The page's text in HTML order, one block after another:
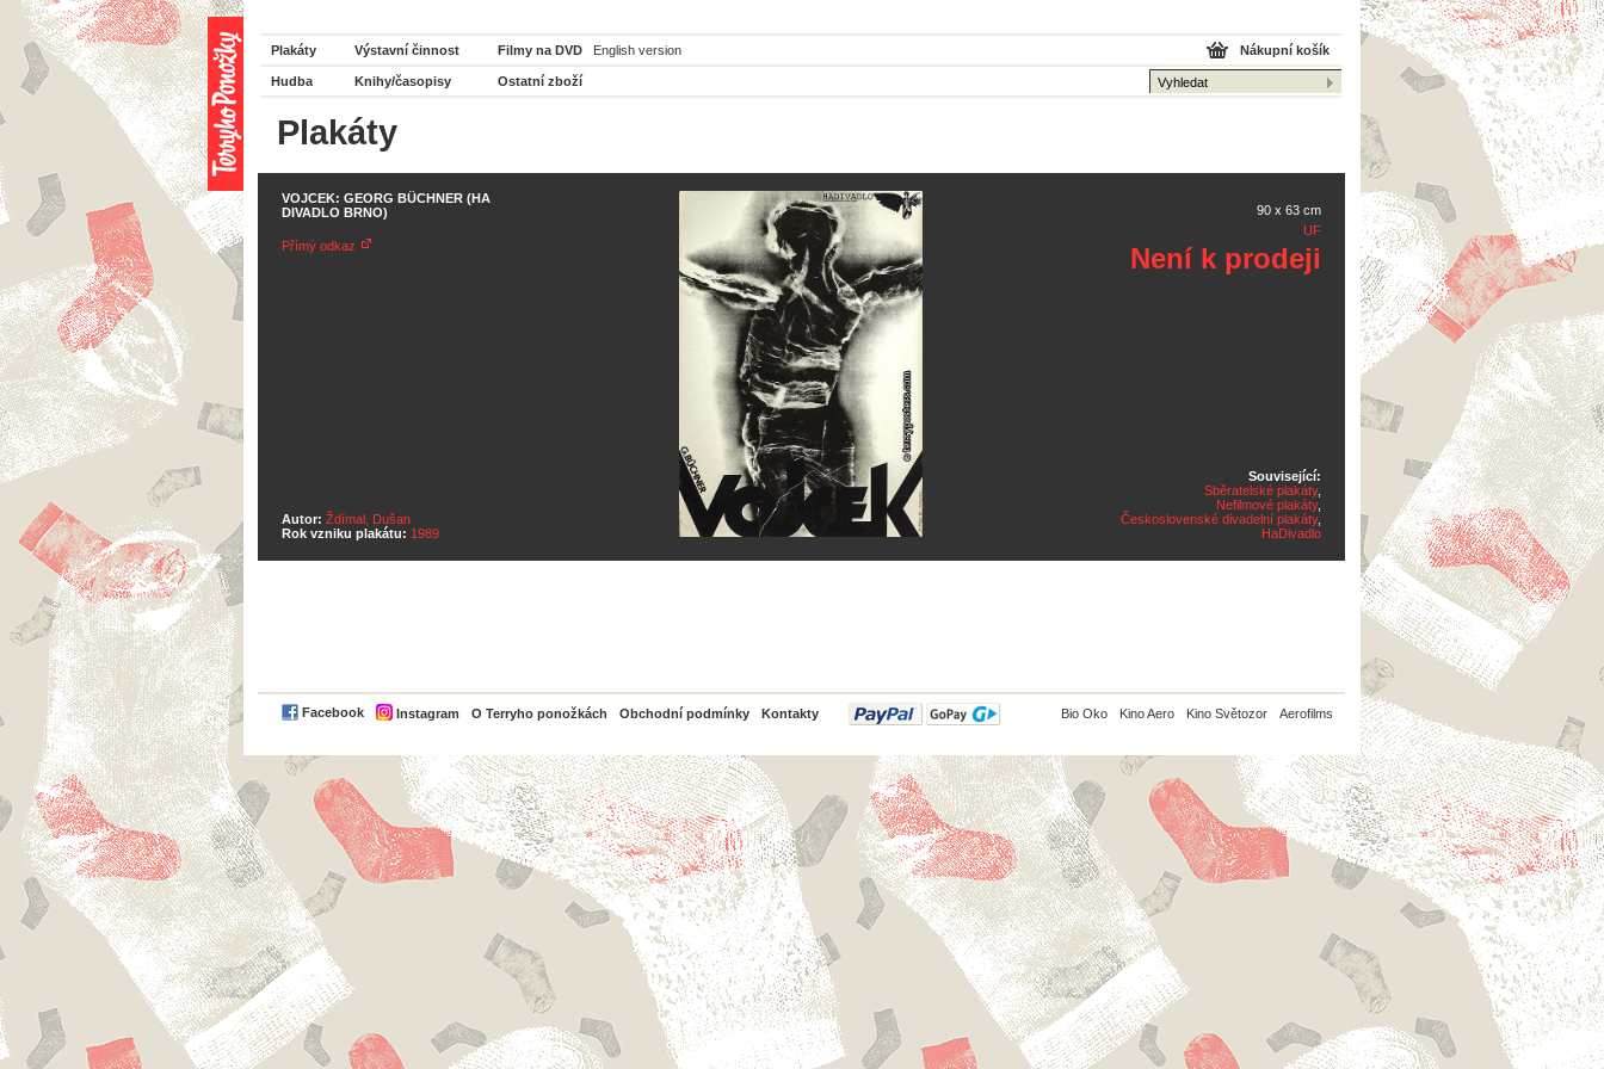
Plakáty Výstavní činnost Filmy na DVD English version
Hudba Knihy/časopisy Ostatní zboží
Nákupní košík
Plakáty
VOJCEK: GEORG BÜCHNER (HA
DIVADLO BRNO)
Přímý odkaz
Autor: Ždímal, Dušan
Rok vzniku plakátu: 1989
90 x 63 cm
UF
Není k prodeji
Související:
Sběratelské plakáty,
Nefilmové plakáty,
Československé divadelní plakáty,
HaDivadlo
Facebook Instagram O Terryho ponožkách Obchodní podmínky Kontakty
PayPal Bio Oko Kino Aero Kino Světozor Aerofilms